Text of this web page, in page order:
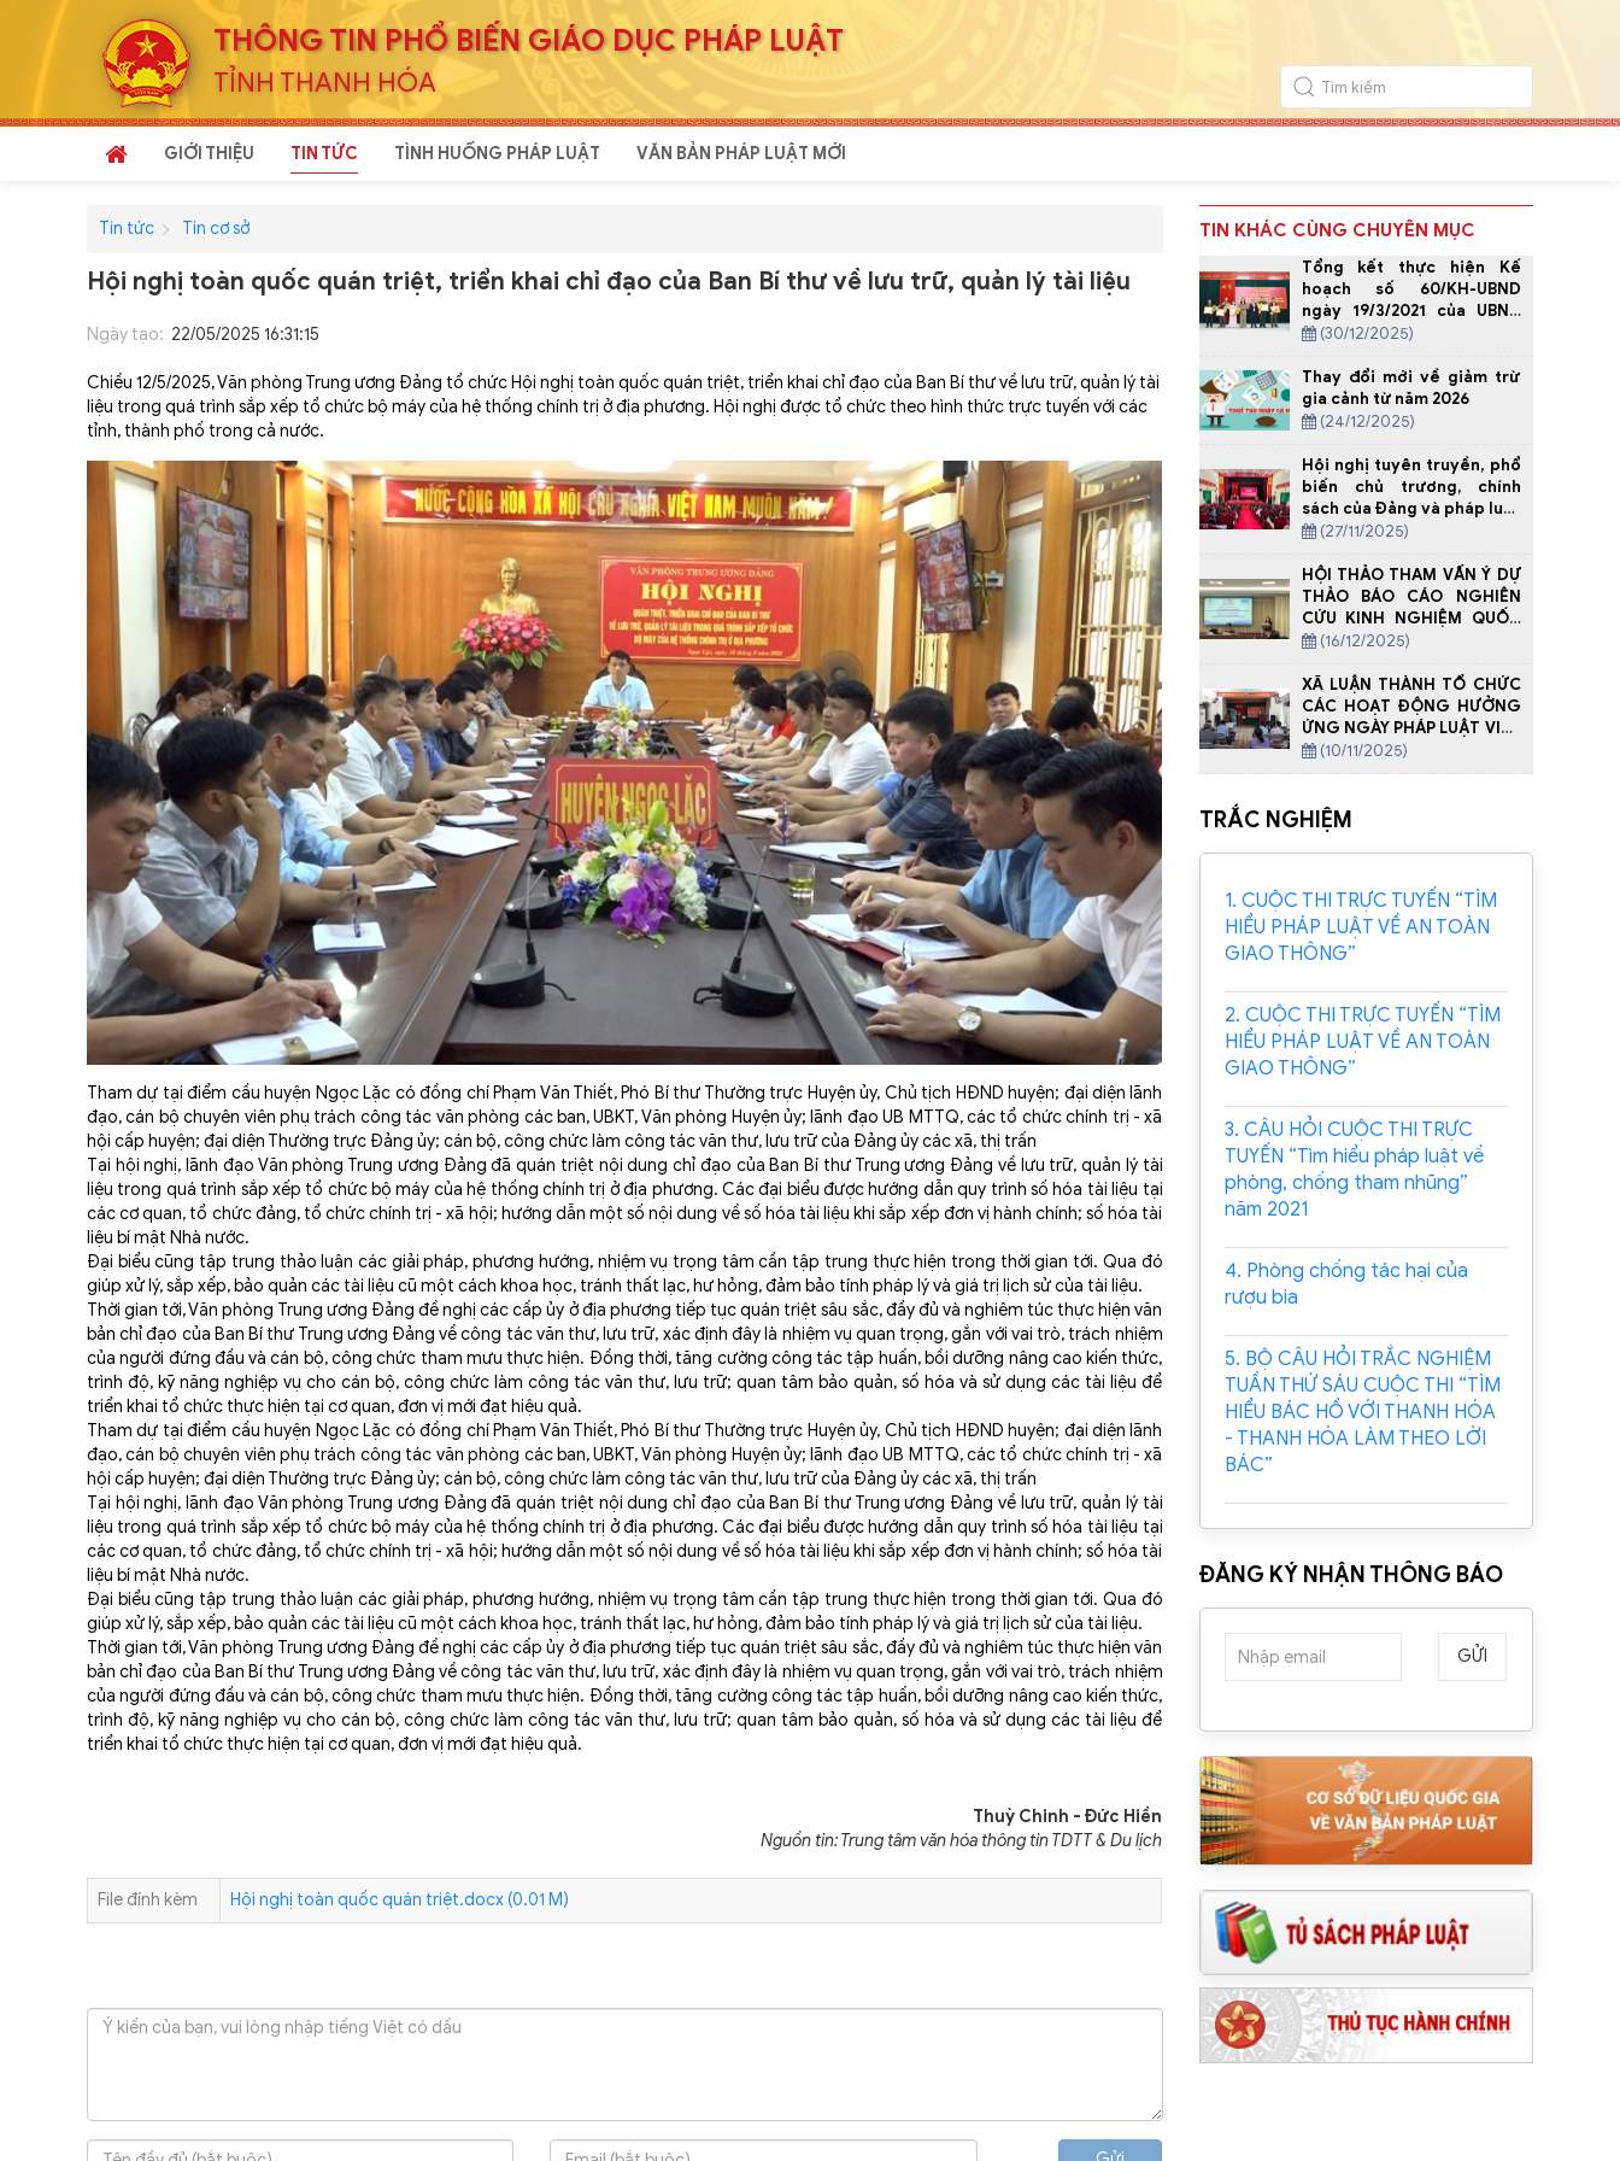
THÔNG TIN PHỔ BIẾN GIÁO DỤC PHÁP LUẬT
TỈNH THANH HÓA
GIỚI THIỆU TIN TỨC TÌNH HUỐNG PHÁP LUẬT VĂN BẢN PHÁP LUẬT MỚI
Tin tức Tin cơ sở
Hội nghị toàn quốc quán triệt, triển khai chỉ đạo của Ban Bí thư về lưu trữ, quản lý tài liệu
Ngày tạo: 22/05/2025 16:31:15
Chiều 12/5/2025, Văn phòng Trung ương Đảng tổ chức Hội nghị toàn quốc quán triệt, triển khai chỉ đạo của Ban Bí thư về lưu trữ, quản lý tài
liệu trong quá trình sắp xếp tổ chức bộ máy của hệ thống chính trị ở địa phương. Hội nghị được tổ chức theo hình thức trực tuyến với các
tỉnh, thành phố trong cả nước.
Tham dự tại điểm cầu huyện Ngọc Lặc có đồng chí Phạm Văn Thiết, Phó Bí thư Thường trực Huyện ủy, Chủ tịch HĐND huyện; đại diện lãnh
đạo, cán bộ chuyên viên phụ trách công tác văn phòng các ban, UBKT, Văn phòng Huyện ủy; lãnh đạo UB MTTQ, các tổ chức chính trị - xã
hội cấp huyện; đại diện Thường trực Đảng ủy; cán bộ, công chức làm công tác văn thư, lưu trữ của Đảng ủy các xã, thị trấn
Tại hội nghị, lãnh đạo Văn phòng Trung ương Đảng đã quán triệt nội dung chỉ đạo của Ban Bí thư Trung ương Đảng về lưu trữ, quản lý tài
liệu trong quá trình sắp xếp tổ chức bộ máy của hệ thống chính trị ở địa phương. Các đại biểu được hướng dẫn quy trình số hóa tài liệu tại
các cơ quan, tổ chức đảng, tổ chức chính trị - xã hội; hướng dẫn một số nội dung về số hóa tài liệu khi sắp xếp đơn vị hành chính; số hóa tài
liệu bí mật Nhà nước.
Đại biểu cũng tập trung thảo luận các giải pháp, phương hướng, nhiệm vụ trọng tâm cần tập trung thực hiện trong thời gian tới. Qua đó
giúp xử lý, sắp xếp, bảo quản các tài liệu cũ một cách khoa học, tránh thất lạc, hư hỏng, đảm bảo tính pháp lý và giá trị lịch sử của tài liệu.
Thời gian tới, Văn phòng Trung ương Đảng đề nghị các cấp ủy ở địa phương tiếp tục quán triệt sâu sắc, đầy đủ và nghiêm túc thực hiện văn
bản chỉ đạo của Ban Bí thư Trung ương Đảng về công tác văn thư, lưu trữ, xác định đây là nhiệm vụ quan trọng, gắn với vai trò, trách nhiệm
của người đứng đầu và cán bộ, công chức tham mưu thực hiện. Đồng thời, tăng cường công tác tập huấn, bồi dưỡng nâng cao kiến thức,
trình độ, kỹ năng nghiệp vụ cho cán bộ, công chức làm công tác văn thư, lưu trữ; quan tâm bảo quản, số hóa và sử dụng các tài liệu để
triển khai tổ chức thực hiện tại cơ quan, đơn vị mới đạt hiệu quả.
Tham dự tại điểm cầu huyện Ngọc Lặc có đồng chí Phạm Văn Thiết, Phó Bí thư Thường trực Huyện ủy, Chủ tịch HĐND huyện; đại diện lãnh
đạo, cán bộ chuyên viên phụ trách công tác văn phòng các ban, UBKT, Văn phòng Huyện ủy; lãnh đạo UB MTTQ, các tổ chức chính trị - xã
hội cấp huyện; đại diện Thường trực Đảng ủy; cán bộ, công chức làm công tác văn thư, lưu trữ của Đảng ủy các xã, thị trấn
Tại hội nghị, lãnh đạo Văn phòng Trung ương Đảng đã quán triệt nội dung chỉ đạo của Ban Bí thư Trung ương Đảng về lưu trữ, quản lý tài
liệu trong quá trình sắp xếp tổ chức bộ máy của hệ thống chính trị ở địa phương. Các đại biểu được hướng dẫn quy trình số hóa tài liệu tại
các cơ quan, tổ chức đảng, tổ chức chính trị - xã hội; hướng dẫn một số nội dung về số hóa tài liệu khi sắp xếp đơn vị hành chính; số hóa tài
liệu bí mật Nhà nước.
Đại biểu cũng tập trung thảo luận các giải pháp, phương hướng, nhiệm vụ trọng tâm cần tập trung thực hiện trong thời gian tới. Qua đó
giúp xử lý, sắp xếp, bảo quản các tài liệu cũ một cách khoa học, tránh thất lạc, hư hỏng, đảm bảo tính pháp lý và giá trị lịch sử của tài liệu.
Thời gian tới, Văn phòng Trung ương Đảng đề nghị các cấp ủy ở địa phương tiếp tục quán triệt sâu sắc, đầy đủ và nghiêm túc thực hiện văn
bản chỉ đạo của Ban Bí thư Trung ương Đảng về công tác văn thư, lưu trữ, xác định đây là nhiệm vụ quan trọng, gắn với vai trò, trách nhiệm
của người đứng đầu và cán bộ, công chức tham mưu thực hiện. Đồng thời, tăng cường công tác tập huấn, bồi dưỡng nâng cao kiến thức,
trình độ, kỹ năng nghiệp vụ cho cán bộ, công chức làm công tác văn thư, lưu trữ; quan tâm bảo quản, số hóa và sử dụng các tài liệu để
triển khai tổ chức thực hiện tại cơ quan, đơn vị mới đạt hiệu quả.
Thuỳ Chinh - Đức Hiền
Nguồn tin: Trung tâm văn hóa thông tin TDTT & Du lịch
File đính kèm Hội nghị toàn quốc quán triệt.docx (0.01 M)
TIN KHÁC CÙNG CHUYÊN MỤC
Tổng kết thực hiện Kế
hoạch số 60/KH-UBND
ngày 19/3/2021 của UBND
tỉnh về Tuyên truyền thực
trong tang lễ vùng đồng
bào Mông tỉnh Thanh Hóa,
giai đoạn 2021-2025.
(30/12/2025)
Thay đổi mới về giảm trừ
gia cảnh từ năm 2026
(24/12/2025)
Hội nghị tuyên truyền, phổ
biến chủ trương, chính
sách của Đảng và pháp luật
của Nhà nước về công tác
cho cụm 08 xã biên giới
tỉnh Thanh Hóa năm 2025
(27/11/2025)
HỘI THẢO THAM VẤN Ý DỰ
THẢO BÁO CÁO NGHIÊN
CỨU KINH NGHIỆM QUỐC
TẾ VỀ TỘI PHẠM HÓA HÀNH
THÀNH NIÊN, BAO GỒM CẢ
TRÊN MÔI TRƯỜNG MẠNG
(16/12/2025)
XÃ LUẬN THÀNH TỔ CHỨC
CÁC HOẠT ĐỘNG HƯỞNG
ỨNG NGÀY PHÁP LUẬT VIỆT
NAM
(10/11/2025)
TRẮC NGHIỆM
1. CUỘC THI TRỰC TUYẾN “TÌM
HIỂU PHÁP LUẬT VỀ AN TOÀN
GIAO THÔNG”
2. CUỘC THI TRỰC TUYẾN “TÌM
HIỂU PHÁP LUẬT VỀ AN TOÀN
GIAO THÔNG”
3. CÂU HỎI CUỘC THI TRỰC
TUYẾN “Tìm hiểu pháp luật về
phòng, chống tham nhũng”
năm 2021
4. Phòng chống tác hại của
rượu bia
5. BỘ CÂU HỎI TRẮC NGHIỆM
TUẦN THỨ SÁU CUỘC THI “TÌM
HIỂU BÁC HỒ VỚI THANH HÓA
- THANH HÓA LÀM THEO LỜI
BÁC”
ĐĂNG KÝ NHẬN THÔNG BÁO
GỬI